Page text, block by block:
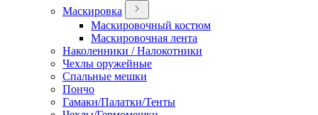
Маскировка
Маскировочный костюм
Маскировочная лента
Наколенники / Налокотники
Чехлы оружейные
Спальные мешки
Пончо
Гамаки/Палатки/Тенты